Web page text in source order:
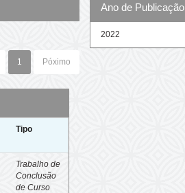
1 Póximo
Tipo
Trabalho de
Conclusão
de Curso
Ano de Publicação
2022